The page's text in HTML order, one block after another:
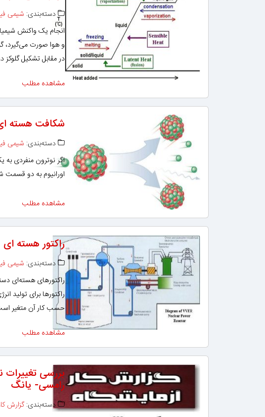
دسته‌بندی: شیمی
انجام یک واکنش
و هوا صورت می‌گیرد،
در مقابل تشکیل گلوکز
مشاهده مطلب
شکافت هسته
دسته‌بندی: شیمی
اورانیوم به دو
مشاهده مطلب
راکتور هسته ای
دسته‌بندی: شیمی
راکتورهای هسته‌ای
راکتورها برای تولید
حسب کار آن متغیر
مشاهده مطلب
بررسی
رامسی- یانگ
دسته‌بندی:گزارش